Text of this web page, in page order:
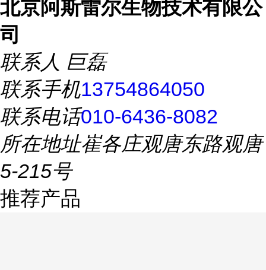
北京阿斯雷尔生物技术有限公
司
联系人 巨磊
联系手机13754864050
联系电话010-6436-8082
所在地址崔各庄观唐东路观唐
5-215号
推荐产品